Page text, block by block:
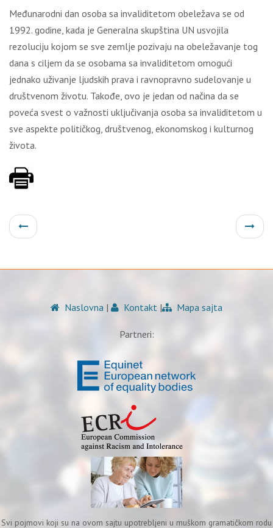
Međunarodni dan osoba sa invaliditetom obeležava se od
1992. godine, kada je Generalna skupština UN usvojila
rezoluciju kojom se sve zemlje pozivaju na obeležavanje tog
dana s ciljem da se osobama sa invaliditetom omogući
jednako uživanje ljudskih prava i ravnopravno sudelovanje u
društvenom životu. Takođe, ovo je jedan od načina da se
poveća svest o važnosti uključivanja osoba sa invaliditetom u
sve aspekte političkog, društvenog, ekonomskog i kulturnog
života.
Naslovna | Kontakt | Mapa sajta
Partneri:
Svi pojmovi koji su na ovom sajtu upotrebljeni u muškom gramatičkom rodu